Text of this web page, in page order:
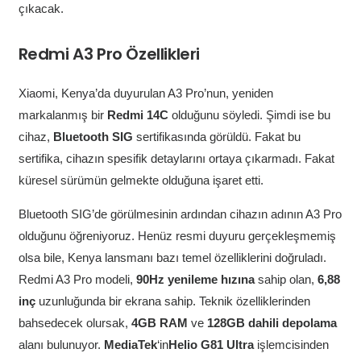
çıkacak.
Redmi A3 Pro Özellikleri
Xiaomi, Kenya’da duyurulan A3 Pro’nun, yeniden
markalanmış bir Redmi 14Colduğunu söyledi. Şimdi ise bu
cihaz, Bluetooth SIG sertifikasında görüldü. Fakat bu
sertifika, cihazın spesifik detaylarını ortaya çıkarmadı. Fakat
küresel sürümün gelmekte olduğuna işaret etti.
Bluetooth SIG’de görülmesinin ardından cihazın adının A3 Pro
olduğunu öğreniyoruz. Henüz resmi duyuru gerçekleşmemiş
olsa bile, Kenya lansmanı bazı temel özelliklerini doğruladı.
Redmi A3 Pro modeli, 90Hz yenileme hızınasahip olan, 6,88
inçuzunluğunda bir ekrana sahip. Teknik özelliklerinden
bahsedecek olursak, 4GB RAM ve 128GB dahili depolama
alanı bulunuyor. MediaTek‘inHelio G81 Ultraişlemcisinden